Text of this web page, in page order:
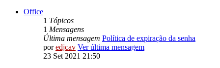
Office
1 Tópicos
1 Mensagens
Última mensagem Política de expiração da senha
poredjcav Ver última mensagem
23 Set 2021 21:50